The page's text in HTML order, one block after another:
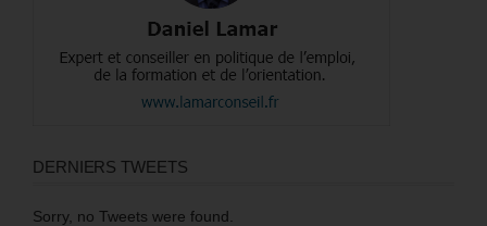
DERNIERS TWEETS
Sorry, no Tweets were found.